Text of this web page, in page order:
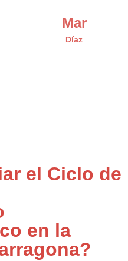
Mar
Díaz
el Ciclo de
en la